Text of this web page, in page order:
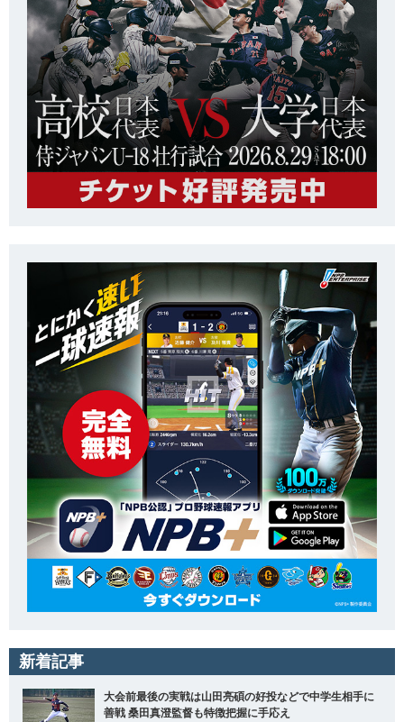
新着記事
大会前最後の実戦は山田亮碩の好投などで中学生相手に
善戦 桑田真澄監督も特徴把握に手応え